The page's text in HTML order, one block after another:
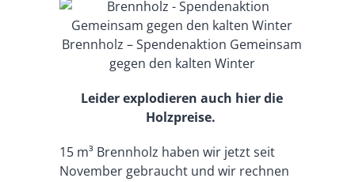
Brennholz – Spendenaktion Gemeinsam
gegen den kalten Winter
Leider explodieren auch hier die
Holzpreise.
15 m³ Brennholz haben wir jetzt seit
November gebraucht und wir rechnen